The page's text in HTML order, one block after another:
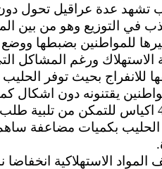
تشهد عدة عراقيل تحول
في التوزيع وهو من بين
للمواطنين بضبطها
الاستهلاك ورغم المشاكل
للانفراج بحيث توفر
يقتنونه دون اشكال
التجار على الزبائن اقتناء 4 اكياس للتمكن
الحليب بكميات مضاعفة
الاستهلاكية انخفاضا